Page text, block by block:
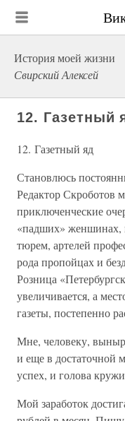
История моей жизни
Свирский Алексей
12. Газетный
12. Газетный яд
Становлюсь
Редактор Скроботов
приключенческие
«падших» женшинах,
тюрем, артелей
рода пропойцах и
Розница
увеличивается, а
газеты, постепенно
Мне, человеку,
и еще в достаточной
успех, и голова
Мой заработок